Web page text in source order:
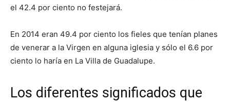
el 42.4 por ciento no festejará.
En 2014 eran 49.4 por ciento los fieles que tenían planes
de venerar a la Virgen en alguna iglesia y sólo el 6.6 por
ciento lo haría en La Villa de Guadalupe.
Los diferentes significados que